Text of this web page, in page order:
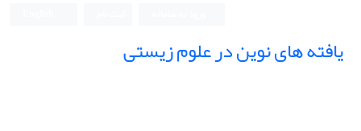
یافته های نوین در علوم زیستی